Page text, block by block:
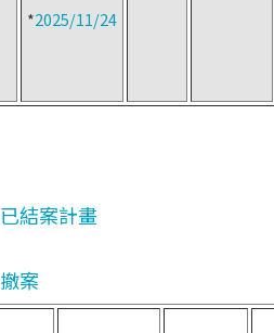
*2025/11/24
已結案計畫
撤案